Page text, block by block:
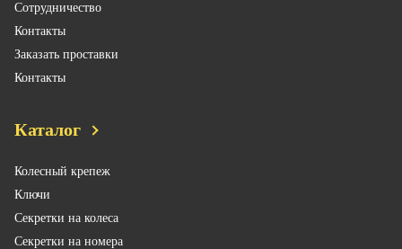
Сотрудничество
Контакты
Заказать проставки
Контакты
Каталог
Колесный крепеж
Ключи
Секретки на колеса
Секретки на номера